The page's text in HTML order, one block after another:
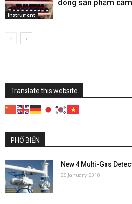
Instrument
dòng sản phẩm
Translate this website
PHỔ BIẾN
New 4 Multi-Gas
25 January 2018